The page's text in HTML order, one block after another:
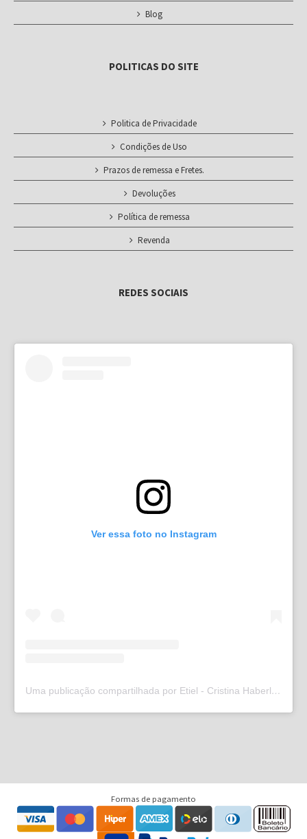
Blog
POLITICAS DO SITE
Politica de Privacidade
Condições de Uso
Prazos de remessa e Fretes.
Devoluções
Política de remessa
Revenda
REDES SOCIAIS
Ver essa foto no Instagram
Uma publicação compartilhada por Etiel - Cristina Haberl (@etielweb)
Formas de pagamento